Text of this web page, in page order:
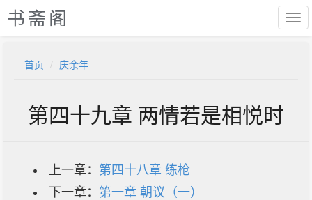
书斋阁
首页 庆余年
第四十九章 两情若是相悦时
上一章： 第四十八章 练枪
下一章： 第一章 朝议（一）